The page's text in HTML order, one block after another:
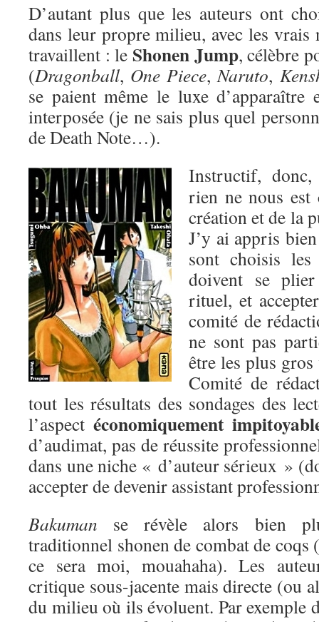
D’autant plus que les auteurs ont
dans leur propre milieu, avec les
travaillent : le Shonen Jump, célèbre
(Dragonball, One Piece,Naruto,
se paient même le luxe d’apparaître
interposée (je ne sais plus quel
de Death Note…).
Instructif, donc,
rien ne nous est
création et de la
J’y ai appris
sont choisis
doivent se
rituel, et
comité de
ne sont pas
être les plus
Comité de
tout les résultats des sondages des
l’aspect économiquement
d’audimat, pas de réussite
dans une niche « d’auteur sérieux »
accepter de devenir assistant
Bakuman se révèle alors bien
traditionnel shonen de combat de coqs
ce sera moi, mouahaha). Les
critique sous-jacente mais directe (ou
du milieu où ils évoluent. Par exemple